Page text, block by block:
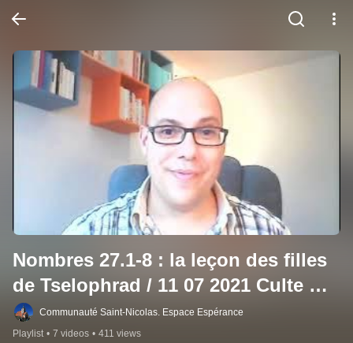
Nombres 27.1-8 : la leçon des filles
de Tselophrad / 11 07 2021 Culte
Saint Nicolas
Communauté Saint-Nicolas. Espace Espérance
Playlist • 7 videos • 411 views